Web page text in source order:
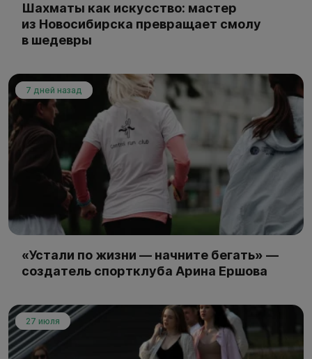
Шахматы как искусство: мастер
из Новосибирска превращает смолу
в шедевры
7 дней назад
«Устали по жизни — начните бегать» —
создатель спортклуба Арина Ершова
27 июля